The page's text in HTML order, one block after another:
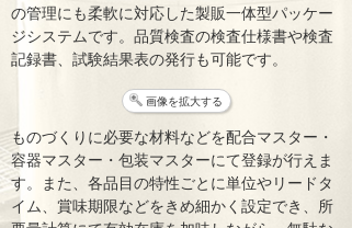
の管理にも柔軟に対応した製販一体型パッケー
ジシステムです。品質検査の検査仕様書や検査
記録書、試験結果表の発行も可能です。
画像を拡大する
ものづくりに必要な材料などを配合マスター・
容器マスター・包装マスターにて登録が行えま
す。また、各品目の特性ごとに単位やリードタ
イム、賞味期限などをきめ細かく設定でき、所